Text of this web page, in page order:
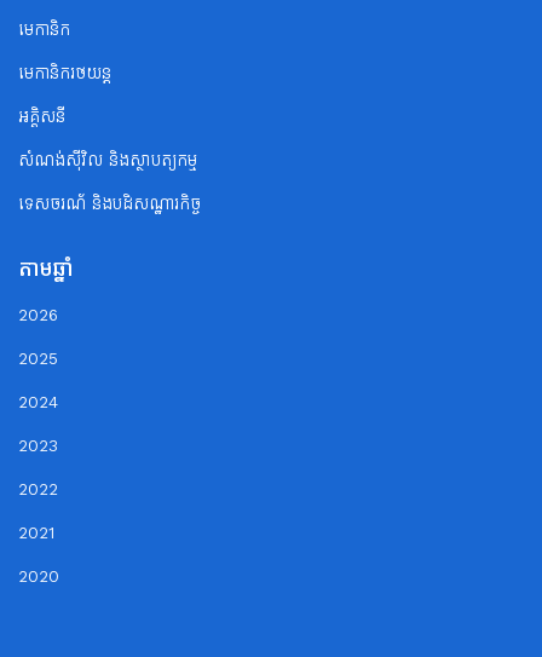
មេកានិក
មេកានិករថយន្ត
អគ្គិសនី
សំណង់ស៊ីវិល និងស្ថាបត្យកម្ម
ទេសចរណ័ និងបដិសណ្ឋារកិច្ច
តាមឆ្នាំ
2026
2025
2024
2023
2022
2021
2020